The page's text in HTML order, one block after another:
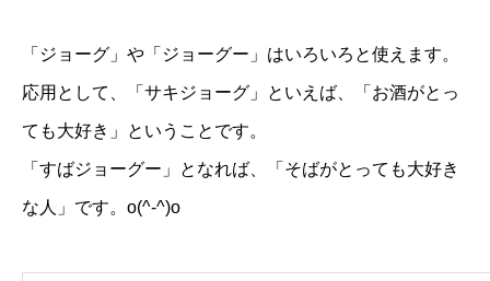
「ジョーグ」や「ジョーグー」はいろいろと使えます。
応用として、「サキジョーグ」といえば、「お酒がとっ
ても大好き」ということです。
「すばジョーグー」となれば、「そばがとっても大好き
な人」です。o(^-^)o